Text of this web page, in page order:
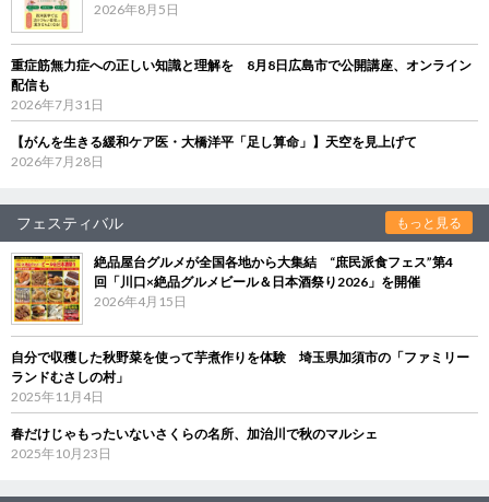
2026年8月5日
重症筋無力症への正しい知識と理解を 8月8日広島市で公開講座、オンライン
配信も
2026年7月31日
【がんを生きる緩和ケア医・大橋洋平「足し算命」】天空を見上げて
2026年7月28日
フェスティバル もっと見る
絶品屋台グルメが全国各地から大集結 “庶民派食フェス”第4
回「川口×絶品グルメビール＆日本酒祭り2026」を開催
2026年4月15日
自分で収穫した秋野菜を使って芋煮作りを体験 埼玉県加須市の「ファミリー
ランドむさしの村」
2025年11月4日
春だけじゃもったいないさくらの名所、加治川で秋のマルシェ
2025年10月23日